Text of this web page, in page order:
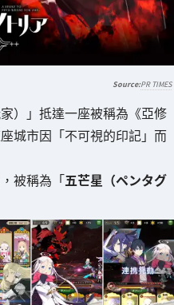
PR TIMES
）」抵達一座被稱為《亞修
城市因「不可視的印記」而
被稱為「五芒星（ペンタグ